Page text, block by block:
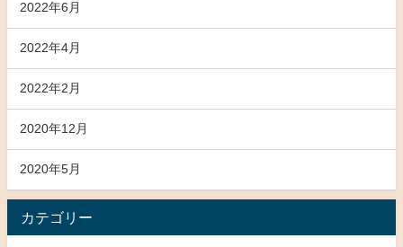
2022年6月
2022年4月
2022年2月
2020年12月
2020年5月
カテゴリー